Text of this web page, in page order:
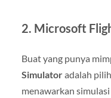
2. Microsoft
Buat yang punya
Simulatoradalah
menawarkan